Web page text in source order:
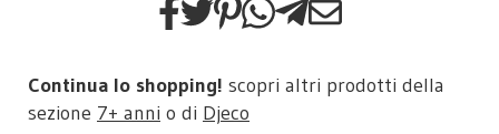
Continua lo shopping! scopri altri prodotti della
sezione 7+ anni o di Djeco